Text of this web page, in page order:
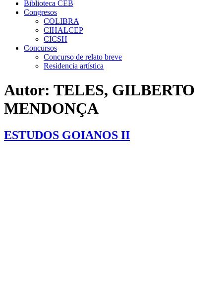
Biblioteca CEB
Congresos
COLIBRA
CIHALCEP
CICSH
Concursos
Concurso de relato breve
Residencia artística
Autor: TELES, GILBERTO
MENDONÇA
ESTUDOS GOIANOS II